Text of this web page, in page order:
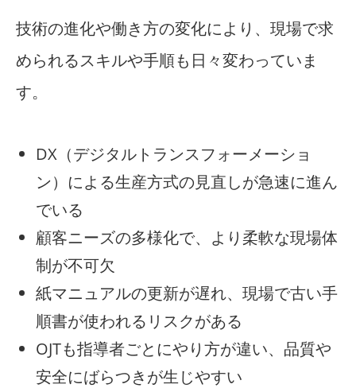
技術の進化や働き方の変化により、現場で求
められるスキルや手順も日々変わっていま
す。
DX（デジタルトランスフォーメーショ
ン）による生産方式の見直しが急速に進ん
でいる
顧客ニーズの多様化で、より柔軟な現場体
制が不可欠
紙マニュアルの更新が遅れ、現場で古い手
順書が使われるリスクがある
OJTも指導者ごとにやり方が違い、品質や
安全にばらつきが生じやすい